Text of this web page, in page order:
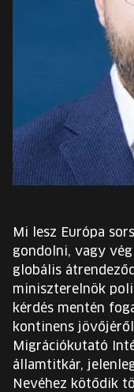
EURÓPA
INGYENES DIÁK-
JEGYEK
KOSÁR
Mi lesz Európa
gondolni, vagy
globális
miniszterelnök
kérdés mentén
kontinens
Migrációkutató
államtitkár,
Nevéhez kötődik